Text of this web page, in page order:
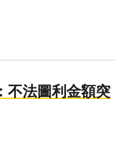
不法圖利金額突